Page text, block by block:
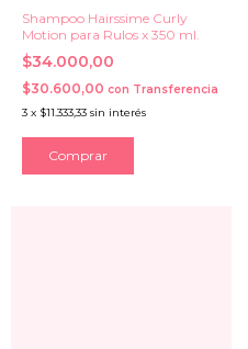
Shampoo Hairssime Curly
Motion para Rulos x 350 ml.
$34.000,00
$30.600,00 con Transferencia
3 x $11.333,33 sin interés